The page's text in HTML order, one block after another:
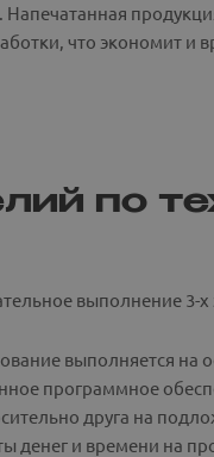
. Напечатанная
что экономит и
по
выполнение 3-х
выполняется на
программное
друга на
денег и времени на